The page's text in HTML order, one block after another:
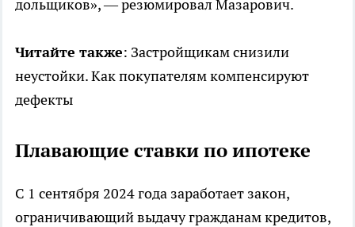
дольщиков», — резюмировал Мазарович.
Читайте также: Застройщикам снизили
неустойки. Как покупателям компенсируют
дефекты
Плавающие ставки по ипотеке
С 1 сентября 2024 года заработает закон,
ограничивающий выдачу гражданам кредитов,